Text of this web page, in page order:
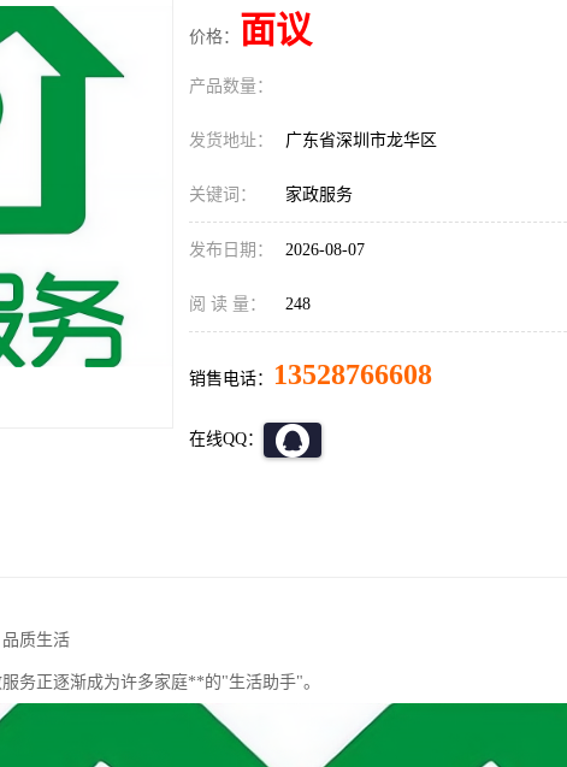
价格： 面议
产品数量：
发货地址： 广东省深圳市龙华区
关键词： 家政服务
发布日期： 2026-08-07
阅 读 量： 248
销售电话： 13528766608
在线QQ：
质生活
务正逐渐成为许多家庭**的"生活助手"。